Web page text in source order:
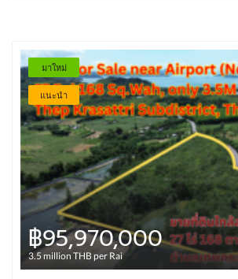
มาใหม่
แนะนำ
฿95,970,000
3.5 million THB per Rai